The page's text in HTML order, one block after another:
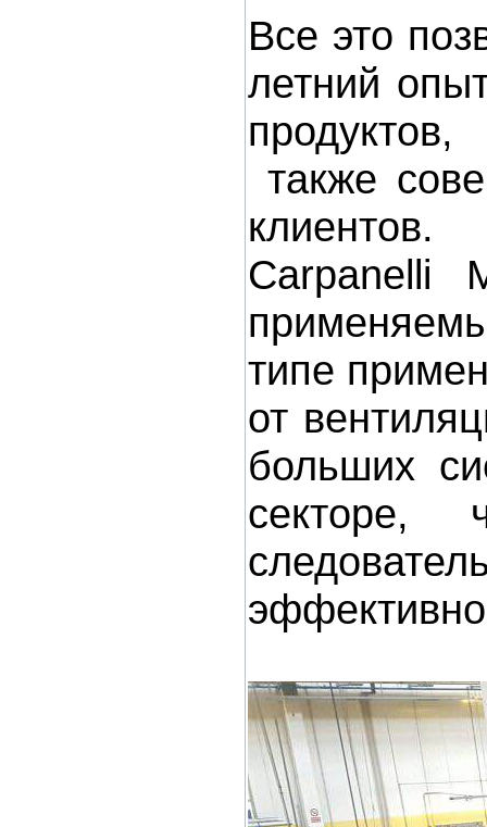
Все это
летний
продуктов,
также
клиентов.
Carpanelli
типе
от
больших
секторе,